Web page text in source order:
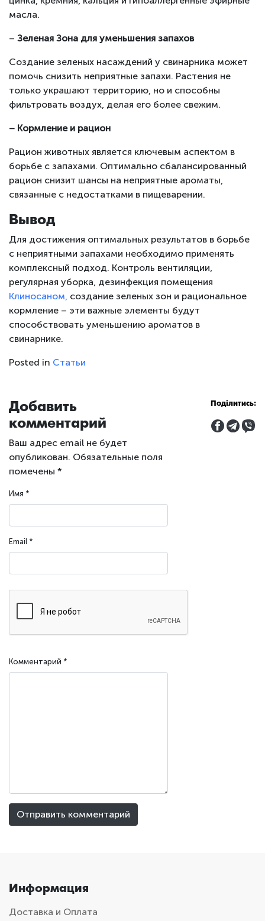
масла.
– Зеленая Зона для уменьшения запахов
Создание зеленых насаждений у свинарника может
помочь снизить неприятные запахи. Растения не
только украшают территорию, но и способны
фильтровать воздух, делая его более свежим.
– Кормление и рацион
Рацион животных является ключевым аспектом в
борьбе с запахами. Оптимально сбалансированный
рацион снизит шансы на неприятные ароматы,
связанные с недостатками в пищеварении.
Вывод
Для достижения оптимальных результатов в борьбе
с неприятными запахами необходимо применять
комплексный подход. Контроль вентиляции,
регулярная уборка, дезинфекция помещения
Клиносаном, создание зеленых зон и рациональное
кормление – эти важные элементы будут
способствовать уменьшению ароматов в
свинарнике.
Posted in Статьи
Добавить
комментарий
Ваш адрес email не будет
опубликован. Обязательные поля
помечены *
Имя *
Email *
Комментарий *
Поділитись:
Информация
Доставка и Оплата